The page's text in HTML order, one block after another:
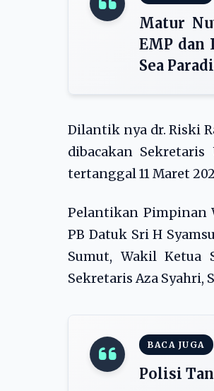
Matur
EMP dan
Sea
Dilantik nya dr. Riski
dibacakan
tertanggal 11 Maret
Pelantikan Pimpinan
PB Datuk Sri H
Sumut, Wakil Ketua
Sekretaris Aza Syahri,
BACA JUGA
Polisi